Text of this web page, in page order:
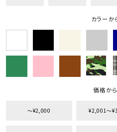
カラーか
価格か
〜¥2,000 ¥2,001〜